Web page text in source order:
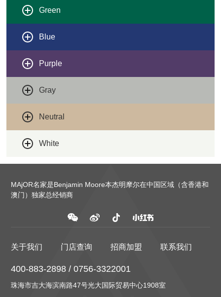
Green
Blue
Purple
Gray
Neutral
White
MAjOR名家是Benjamin Moore本杰明摩尔在中国区域（含香港和
澳门）独家总经销商
关于我们 门店查询 招商加盟 联系我们
400-883-2898 / 0756-3322001
珠海市吉大海滨南路47号光大国际贸易中心1908室